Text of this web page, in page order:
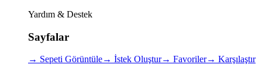
Yardım & Destek
Sayfalar
→ Sepeti Görüntüle→ İstek Oluştur→ Favoriler→ Karşılaştır